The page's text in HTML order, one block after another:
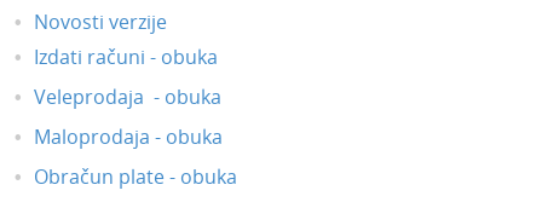
Novosti verzije
Izdati računi - obuka
Veleprodaja - obuka
Maloprodaja - obuka
Obračun plate - obuka